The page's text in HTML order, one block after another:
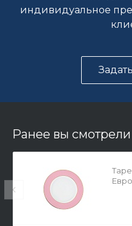
индивидуальное
Ранее вы смотрели